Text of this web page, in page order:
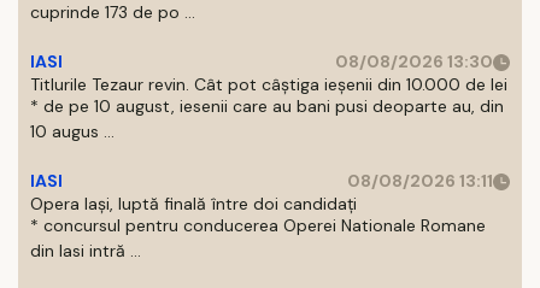
cuprinde 173 de po ...
IASI
08/08/2026 13:30
Titlurile Tezaur revin. Cât pot câștiga ieșenii din 10.000 de lei
* de pe 10 august, iesenii care au bani pusi deoparte au, din
10 augus ...
IASI
08/08/2026 13:11
Opera Iași, luptă finală între doi candidați
* concursul pentru conducerea Operei Nationale Romane
din Iasi intră ...